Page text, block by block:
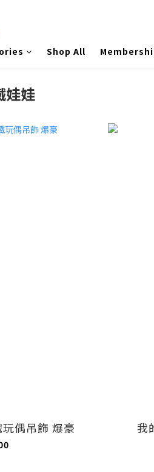
Shop All
娃娃
偶吊飾 爆豪 我